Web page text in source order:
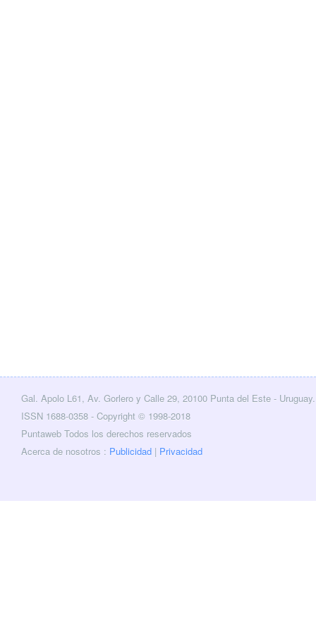
Gal. Apolo L61, Av. Gorlero y Calle 29, 20100 Punta del Este - Uruguay.
ISSN 1688-0358 - Copyright © 1998-2018
Puntaweb Todos los derechos reservados
Acerca de nosotros : Publicidad | Privacidad
Twitter